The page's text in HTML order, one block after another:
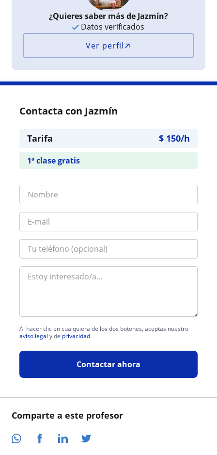
Comparte a este profesor
¿Quieres saber más de Jazmín?
Datos verificados
Ver perfil
Contacta con Jazmín
Tarifa $ 150/h
1ª clase gratis
Al hacer clic en cualquiera de los dos botones, aceptas nuestro
aviso legal y de privacidad
Contactar ahora